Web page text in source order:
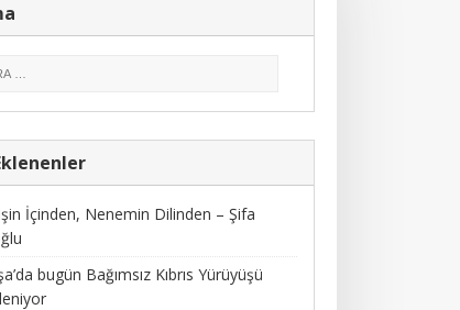
İçinden, Nenemin Dilinden – Şifa
bugün Bağımsız Kıbrıs Yürüyüşü